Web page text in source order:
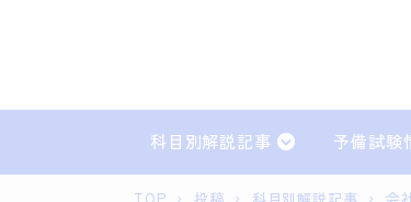
科目別解説記事 予備試験